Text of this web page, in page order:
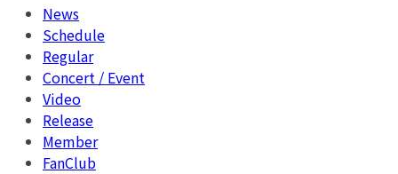
News
Schedule
Regular
Concert / Event
Video
Release
Member
FanClub